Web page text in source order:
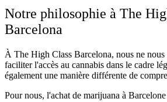
Notre philosophie à The
Barcelona
À The High Class Barcelona, nous ne nous
faciliter l'accès au cannabis dans le cadre
également une manière différente de
Pour nous, l'achat de marijuana à